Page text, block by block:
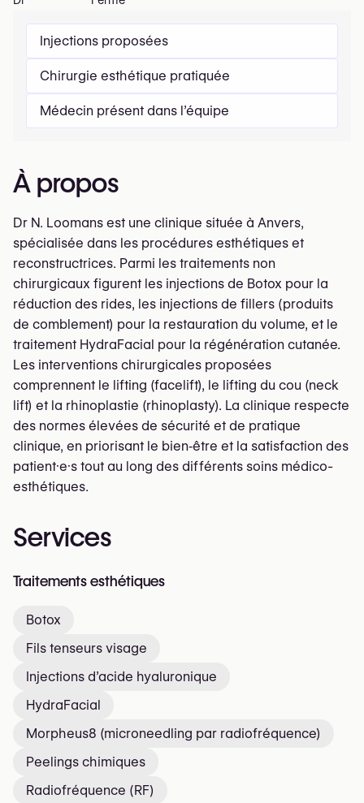
Injections proposées
Chirurgie esthétique pratiquée
Médecin présent dans l’équipe
À propos
Dr N. Loomans est une clinique située à Anvers,
spécialisée dans les procédures esthétiques et
reconstructrices. Parmi les traitements non
chirurgicaux figurent les injections de Botox pour la
réduction des rides, les injections de fillers (produits
de comblement) pour la restauration du volume, et le
traitement HydraFacial pour la régénération cutanée.
Les interventions chirurgicales proposées
comprennent le lifting (facelift), le lifting du cou (neck
lift) et la rhinoplastie (rhinoplasty). La clinique respecte
des normes élevées de sécurité et de pratique
clinique, en priorisant le bien‑être et la satisfaction des
patient·e·s tout au long des différents soins médico-
esthétiques.
Services
Traitements esthétiques
Botox
Fils tenseurs visage
Injections d’acide hyaluronique
HydraFacial
Morpheus8 (microneedling par radiofréquence)
Peelings chimiques
Radiofréquence (RF)